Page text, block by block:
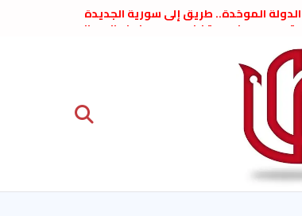
الدولة الموحّدة.. طريق إلى سورية الجديدة
تعزية بوفاة المناضل حسن عبدالعظيم الأمين
العام السابق لحزب الاتحاد الاشتراكي العربي
الديمقراطي
بلاغ صادر عن اجتماع اللجنة المركزية نيسان
الحرب الأمريكية الإسرائيلية على نظام الملالي
في إيران .. بيان من حزب الشعب الديمقراطي
السوري